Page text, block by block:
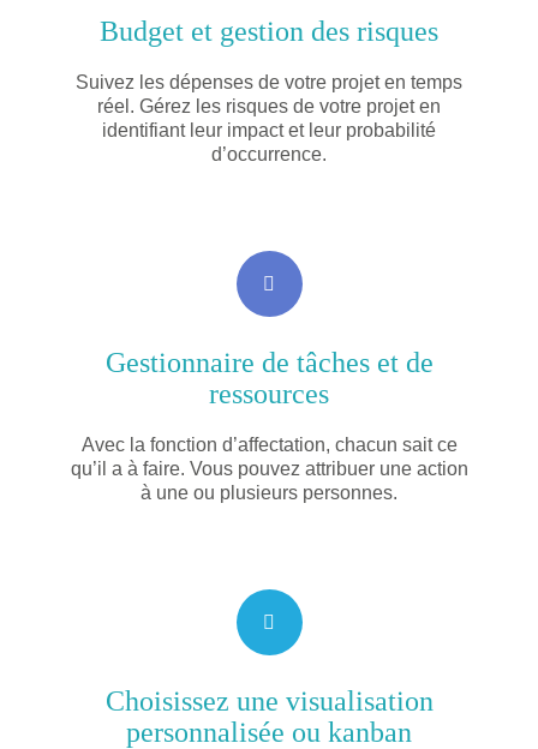
Budget et gestion des risques
Suivez les dépenses de votre projet en temps
réel. Gérez les risques de votre projet en
identifiant leur impact et leur probabilité
d’occurrence.
Gestionnaire de tâches et de
ressources
Avec la fonction d’affectation, chacun sait ce
qu’il a à faire. Vous pouvez attribuer une action
à une ou plusieurs personnes.
Choisissez une visualisation
personnalisée ou kanban